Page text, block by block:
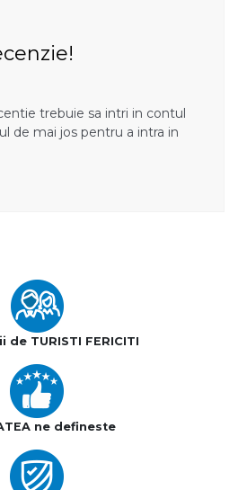
trebuie sa intri in contul
de mai jos pentru a intra in
de TURISTI FERICITI
ne defineste